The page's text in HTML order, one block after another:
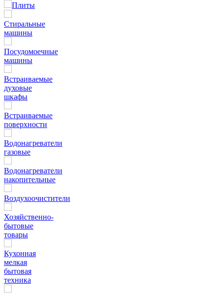
Плиты
Стиральные
машины
Посудомоечные
машины
Встраиваемые
духовые
шкафы
Встраиваемые
поверхности
Водонагреватели
газовые
Водонагреватели
накопительные
Воздухоочистители
Хозяйственно-
бытовые
товары
Кухонная
мелкая
бытовая
техника